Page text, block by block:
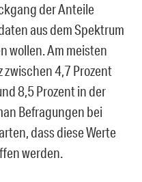
der Anteile
aus dem Spektrum
wollen. Am meisten
zwischen 4,7 Prozent
8,5 Prozent in der
Befragungen bei
dass diese Werte
werden.